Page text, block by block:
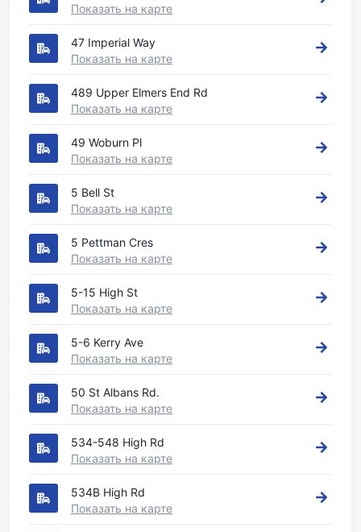
Показать на карте
47 Imperial Way
Показать на карте
489 Upper Elmers End Rd
Показать на карте
49 Woburn Pl
Показать на карте
5 Bell St
Показать на карте
5 Pettman Cres
Показать на карте
5-15 High St
Показать на карте
5-6 Kerry Ave
Показать на карте
50 St Albans Rd.
Показать на карте
534-548 High Rd
Показать на карте
534B High Rd
Показать на карте